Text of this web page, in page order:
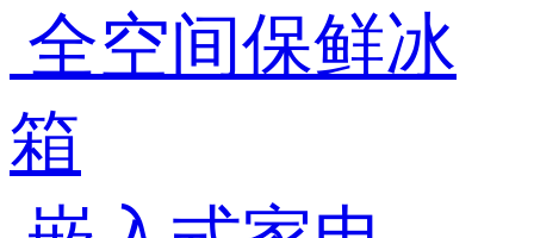
全空间保鲜冰
箱